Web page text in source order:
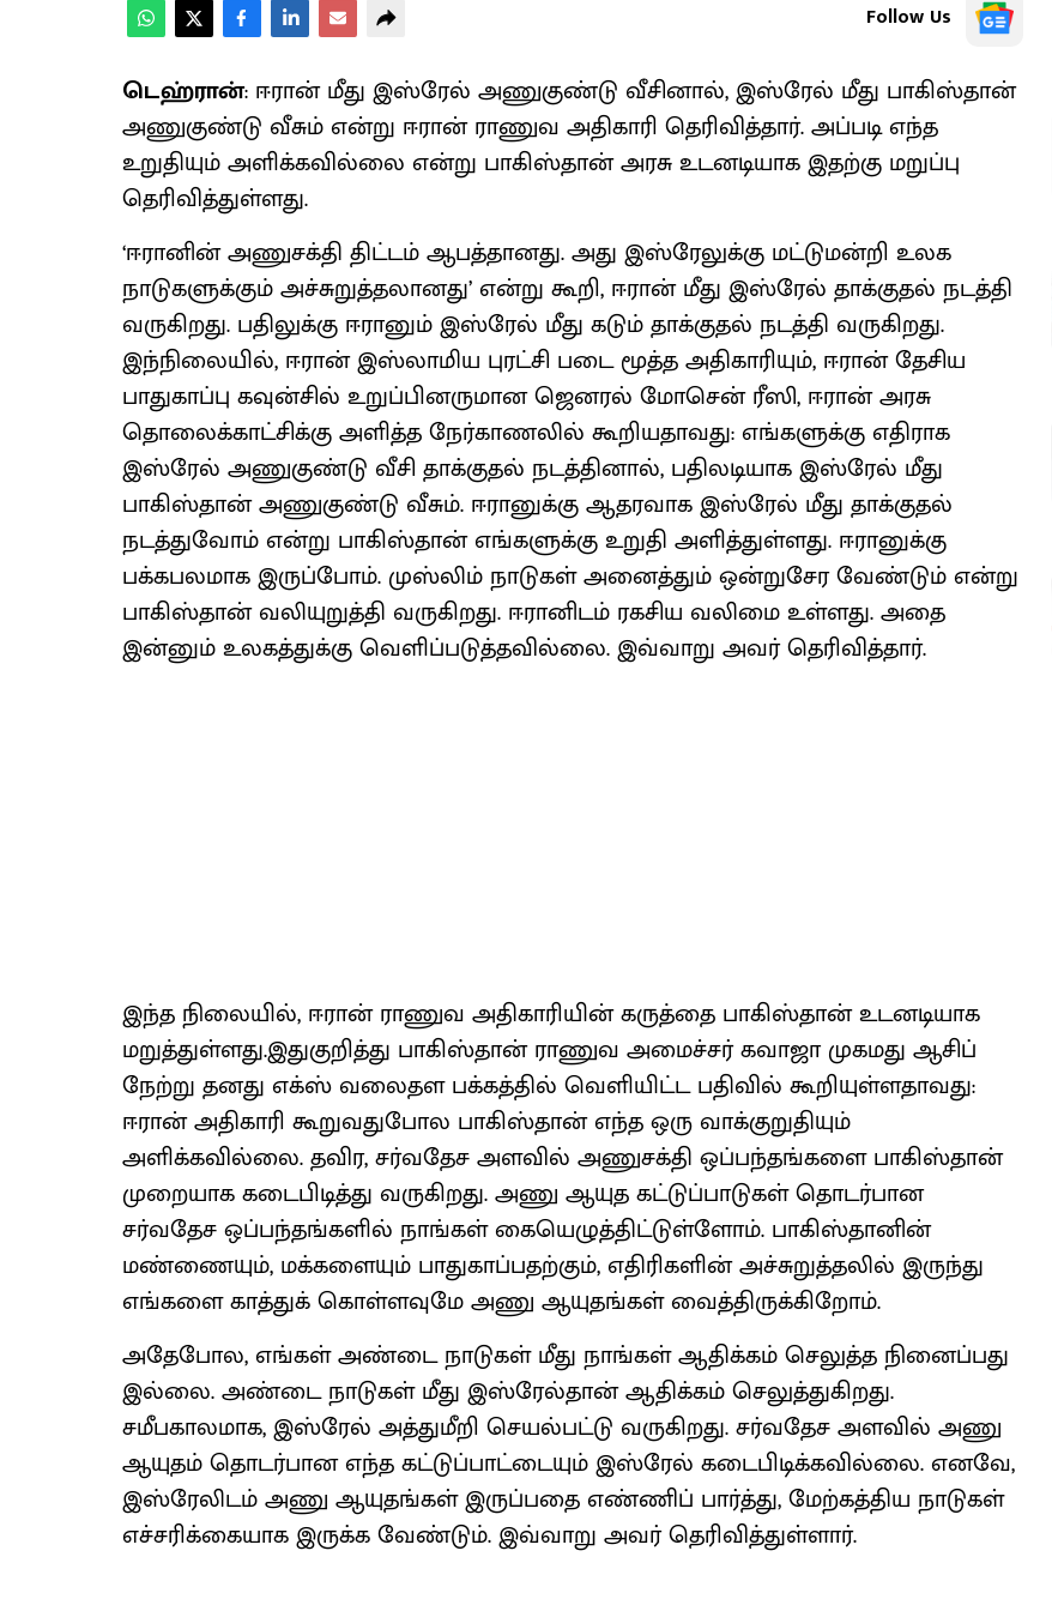
Follow Us
டெஹ்ரான்: ஈரான் மீது இஸ்ரேல் அணுகுண்டு வீசினால், இஸ்ரேல் மீது பாகிஸ்தான்
அணுகுண்டு வீசும் என்று ஈரான் ராணுவ அதிகாரி தெரிவித்தார். அப்படி எந்த
உறுதியும் அளிக்கவில்லை என்று பாகிஸ்தான் அரசு உடனடியாக இதற்கு மறுப்பு
தெரிவித்துள்ளது.
‘ஈரானின் அணுசக்தி திட்டம் ஆபத்தானது. அது இஸ்ரேலுக்கு மட்டுமன்றி உலக
நாடுகளுக்கும் அச்சுறுத்தலானது’ என்று கூறி, ஈரான் மீது இஸ்ரேல் தாக்குதல் நடத்தி
வருகிறது. பதிலுக்கு ஈரானும் இஸ்ரேல் மீது கடும் தாக்குதல் நடத்தி வருகிறது.
இந்நிலையில், ஈரான் இஸ்லாமிய புரட்சி படை மூத்த அதிகாரியும், ஈரான் தேசிய
பாதுகாப்பு கவுன்சில் உறுப்பினருமான ஜெனரல் மோசென் ரீஸி, ஈரான் அரசு
தொலைக்காட்சிக்கு அளித்த நேர்காணலில் கூறியதாவது: எங்களுக்கு எதிராக
இஸ்ரேல் அணுகுண்டு வீசி தாக்குதல் நடத்தினால், பதிலடியாக இஸ்ரேல் மீது
பாகிஸ்தான் அணுகுண்டு வீசும். ஈரானுக்கு ஆதரவாக இஸ்ரேல் மீது தாக்குதல்
நடத்துவோம் என்று பாகிஸ்தான் எங்களுக்கு உறுதி அளித்துள்ளது. ஈரானுக்கு
பக்கபலமாக இருப்போம். முஸ்லிம் நாடுகள் அனைத்தும் ஒன்றுசேர வேண்டும் என்று
பாகிஸ்தான் வலியுறுத்தி வருகிறது. ஈரானிடம் ரகசிய வலிமை உள்ளது. அதை
இன்னும் உலகத்துக்கு வெளிப்படுத்தவில்லை. இவ்வாறு அவர் தெரிவித்தார்.
இந்த நிலையில், ஈரான் ராணுவ அதிகாரியின் கருத்தை பாகிஸ்தான் உடனடியாக
மறுத்துள்ளது.இதுகுறித்து பாகிஸ்தான் ராணுவ அமைச்சர் கவாஜா முகமது ஆசிப்
நேற்று தனது எக்ஸ் வலைதள பக்கத்தில் வெளியிட்ட பதிவில் கூறியுள்ளதாவது:
ஈரான் அதிகாரி கூறுவதுபோல பாகிஸ்தான் எந்த ஒரு வாக்குறுதியும்
அளிக்கவில்லை. தவிர, சர்வதேச அளவில் அணுசக்தி ஒப்பந்தங்களை பாகிஸ்தான்
முறையாக கடைபிடித்து வருகிறது. அணு ஆயுத கட்டுப்பாடுகள் தொடர்பான
சர்வதேச ஒப்பந்தங்களில் நாங்கள் கையெழுத்திட்டுள்ளோம். பாகிஸ்தானின்
மண்ணையும், மக்களையும் பாதுகாப்பதற்கும், எதிரிகளின் அச்சுறுத்தலில் இருந்து
எங்களை காத்துக் கொள்ளவுமே அணு ஆயுதங்கள் வைத்திருக்கிறோம்.
அதேபோல, எங்கள் அண்டை நாடுகள் மீது நாங்கள் ஆதிக்கம் செலுத்த நினைப்பது
இல்லை. அண்டை நாடுகள் மீது இஸ்ரேல்தான் ஆதிக்கம் செலுத்துகிறது.
சமீபகாலமாக, இஸ்ரேல் அத்துமீறி செயல்பட்டு வருகிறது. சர்வதேச அளவில் அணு
ஆயுதம் தொடர்பான எந்த கட்டுப்பாட்டையும் இஸ்ரேல் கடைபிடிக்கவில்லை. எனவே,
இஸ்ரேலிடம் அணு ஆயுதங்கள் இருப்பதை எண்ணிப் பார்த்து, மேற்கத்திய நாடுகள்
எச்சரிக்கையாக இருக்க வேண்டும். இவ்வாறு அவர் தெரிவித்துள்ளார்.